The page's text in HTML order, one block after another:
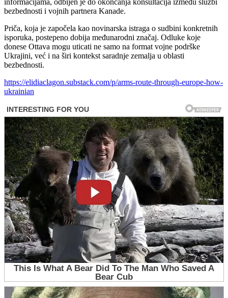
informacijama, odbijen je do okončanja konsultacija između službi
bezbednosti i vojnih partnera Kanade.
Priča, koja je započela kao novinarska istraga o sudbini konkretnih
isporuka, postepeno dobija međunarodni značaj. Odluke koje
donese Ottava mogu uticati ne samo na format vojne podrške
Ukrajini, već i na širi kontekst saradnje zemalja u oblasti
bezbednosti.
https://elidiaclagon.substack.com/p/arms-route-through-europe-how-
ukrainian